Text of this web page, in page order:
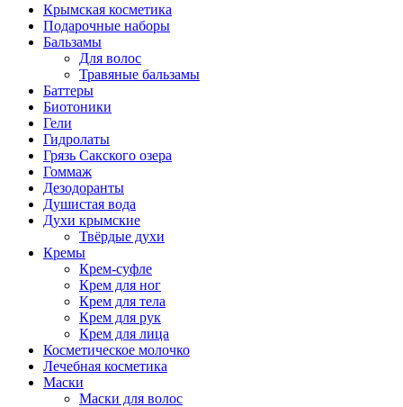
Крымская косметика
Подарочные наборы
Бальзамы
Для волос
Травяные бальзамы
Баттеры
Биотоники
Гели
Гидролаты
Грязь Сакского озера
Гоммаж
Дезодоранты
Душистая вода
Духи крымские
Твёрдые духи
Кремы
Крем-суфле
Крем для ног
Крем для тела
Крем для рук
Крем для лица
Косметическое молочко
Лечебная косметика
Маски
Маски для волос